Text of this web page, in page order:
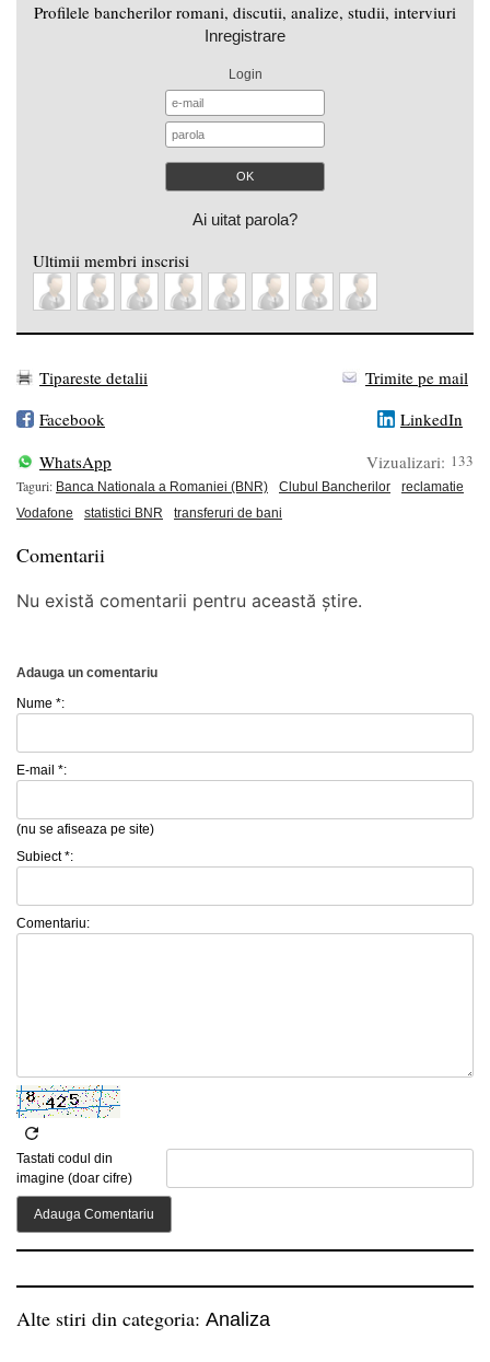
Profilele bancherilor romani, discutii, analize, studii, interviuri
Inregistrare
Login
Ai uitat parola?
Ultimii membri inscrisi
Tipareste detalii
Trimite pe mail
Facebook
LinkedIn
WhatsApp
Vizualizari: 133
Taguri: Banca Nationala a Romaniei (BNR) Clubul Bancherilor
reclamatie
Vodafone
statistici BNR transferuri de bani
Comentarii
Nu există comentarii pentru această știre.
Adauga un comentariu
Nume *:
E-mail *:
(nu se afiseaza pe site)
Subiect *:
Comentariu:
Tastati codul din
imagine (doar cifre)
Alte stiri din categoria: Analiza